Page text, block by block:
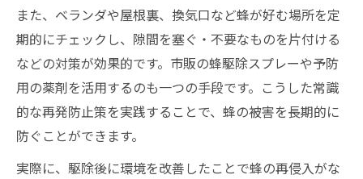
また、ベランダや屋根裏、換気口など蜂が好む場所を定
期的にチェックし、隙間を塞ぐ・不要なものを片付ける
などの対策が効果的です。市販の蜂駆除スプレーや予防
用の薬剤を活用するのも一つの手段です。こうした常識
的な再発防止策を実践することで、蜂の被害を長期的に
防ぐことができます。
実際に、駆除後に環境を改善したことで蜂の再侵入がな